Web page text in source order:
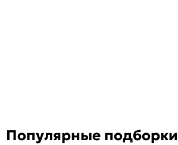
Популярные подборки